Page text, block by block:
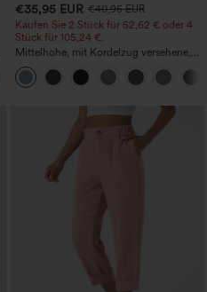
+16
€35,95 EUR €40,95 EUR
Kaufen Sie 2 Stück für 52,62 € oder 4
Stück für 105,24 €.
Mittelhohe, mit Kordelzug versehene,
schnelltrocknende Golfhose mit schmal
zulaufendem Schnitt, abgerundetem
Saum und Taschen – UPF 40+